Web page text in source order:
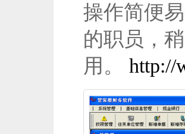
操作简便
的职员，
用。 http://